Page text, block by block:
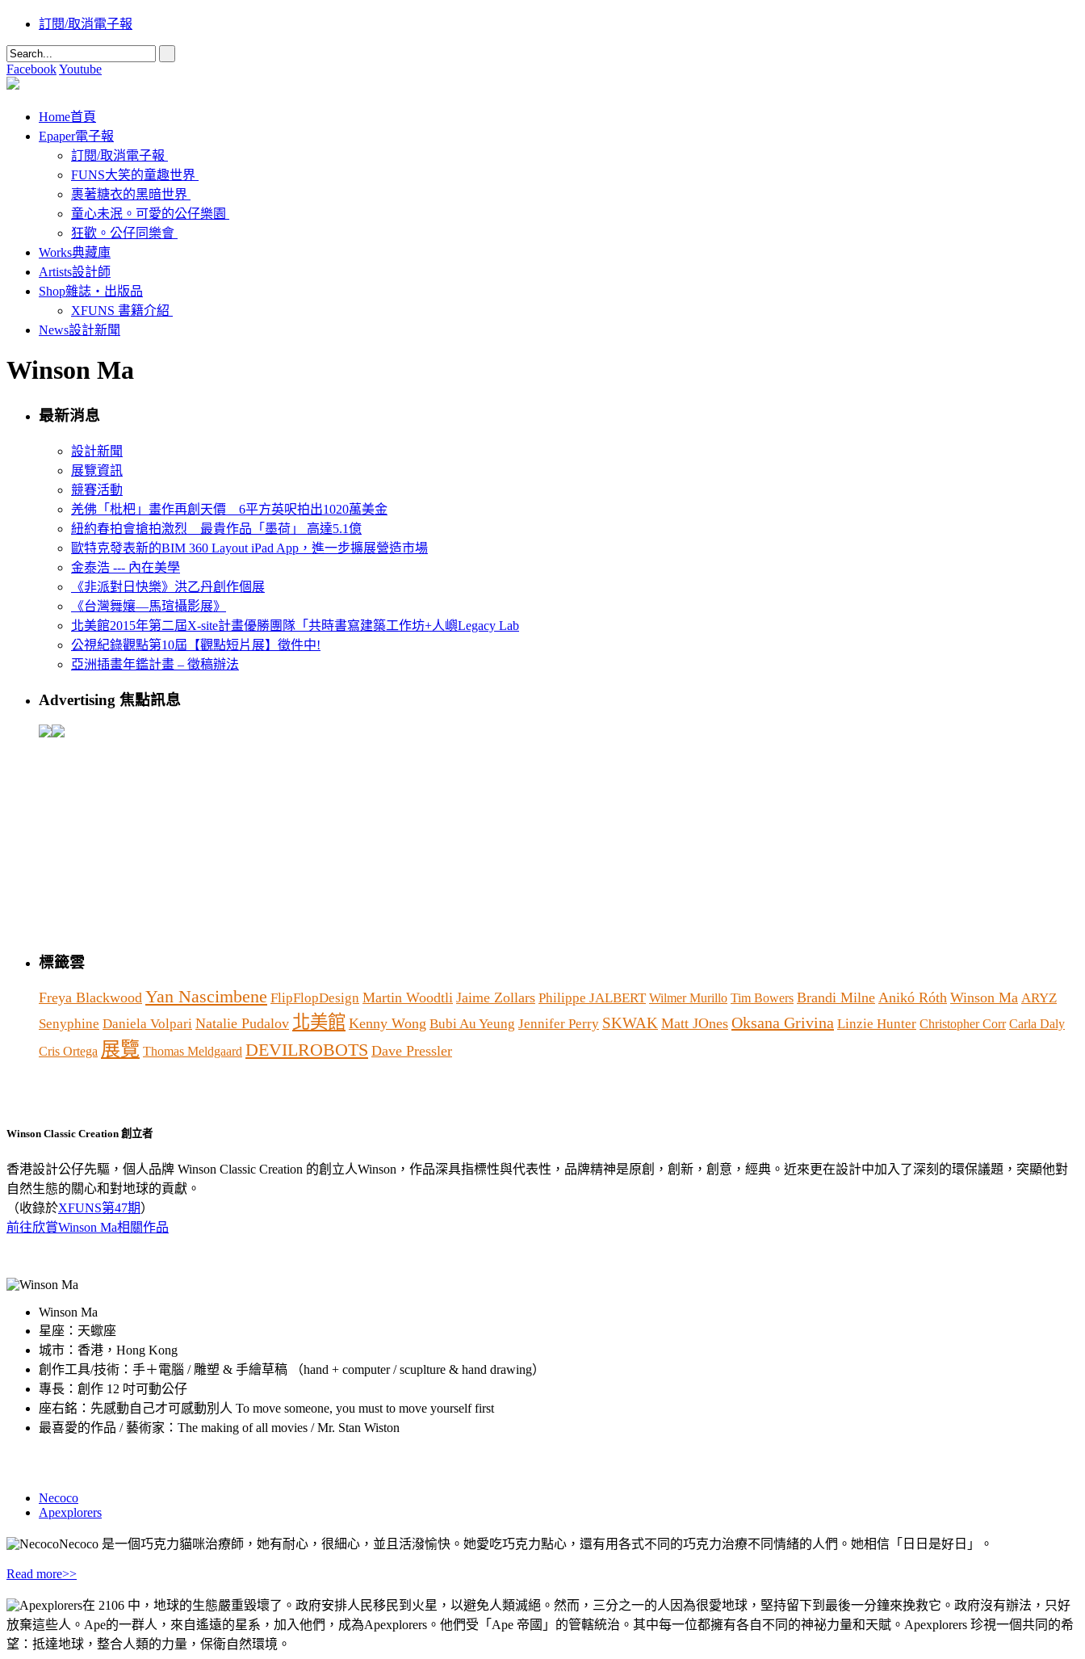
訂閱/取消電子報
FacebookYoutube
Home首頁
Epaper電子報
訂閱/取消電子報
FUNS大笑的童趣世界
裹著糖衣的黑暗世界
童心未泯。可愛的公仔樂園
狂歡。公仔同樂會
Works典藏庫
Artists設計師
Shop雜誌‧出版品
XFUNS 書籍介紹
News設計新聞
Winson Ma
最新消息
設計新聞
展覽資訊
競賽活動
羌佛「枇杷」畫作再創天價 6平方英呎拍出1020萬美金
紐約春拍會搶拍激烈 最貴作品「墨荷」 高達5.1億
歐特克發表新的BIM 360 Layout iPad App，進一步擴展營造市場
金泰浩 --- 內在美學
《非派對日快樂》洪乙丹創作個展
《台灣舞孃—馬瑄攝影展》
北美館2015年第二屆X-site計畫優勝團隊「共時書寫建築工作坊+人嶼Legacy Lab
公視紀錄觀點第10屆【觀點短片展】徵件中!
亞洲插畫年鑑計畫 – 徵稿辦法
Advertising 焦點訊息
標籤雲
Freya Blackwood Yan Nascimbene FlipFlopDesign Martin Woodtli Jaime Zollars Philippe JALBERT Wilmer Murillo Tim Bowers Brandi Milne Anikó Róth Winson Ma ARYZ
Senyphine Daniela Volpari Natalie Pudalov 北美館 Kenny Wong Bubi Au Yeung Jennifer Perry SKWAK Matt JOnes Oksana Grivina Linzie Hunter Christopher Corr Carla Daly
Cris Ortega 展覽 Thomas Meldgaard DEVILROBOTS Dave Pressler
Winson Classic Creation 創立者
香港設計公仔先驅，個人品牌 Winson Classic Creation 的創立人Winson，作品深具指標性與代表性，品牌精神是原創，創新，創意，經典。近來更在設計中加入了深刻的環保議題，突顯他對
自然生態的關心和對地球的貢獻。
（收錄於XFUNS第47期）
前往欣賞Winson Ma相關作品
Winson Ma
星座：天蠍座
城市：香港，Hong Kong
創作工具/技術：手＋電腦 / 雕塑 & 手繪草稿 （hand + computer / scuplture & hand drawing）
專長：創作 12 吋可動公仔
座右銘：先感動自己才可感動別人 To move someone, you must to move yourself first
最喜愛的作品 / 藝術家：The making of all movies / Mr. Stan Wiston
Necoco
Apexplorers
Necoco 是一個巧克力貓咪治療師，她有耐心，很細心，並且活潑愉快。她愛吃巧克力點心，還有用各式不同的巧克力治療不同情緒的人們。她相信「日日是好日」。
Read more>>
在 2106 中，地球的生態嚴重毀壞了。政府安排人民移民到火星，以避免人類滅絕。然而，三分之一的人因為很愛地球，堅持留下到最後一分鐘來挽救它。政府沒有辦法，只好
放棄這些人。Ape的一群人，來自遙遠的星系，加入他們，成為Apexplorers。他們受「Ape 帝國」的管轄統治。其中每一位都擁有各自不同的神祕力量和天賦。Apexplorers 珍視一個共同的希
望：抵達地球，整合人類的力量，保衛自然環境。